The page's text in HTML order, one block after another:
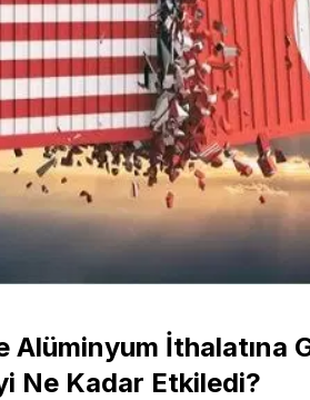
Alüminyum İthalatına
Ne Kadar Etkiledi?